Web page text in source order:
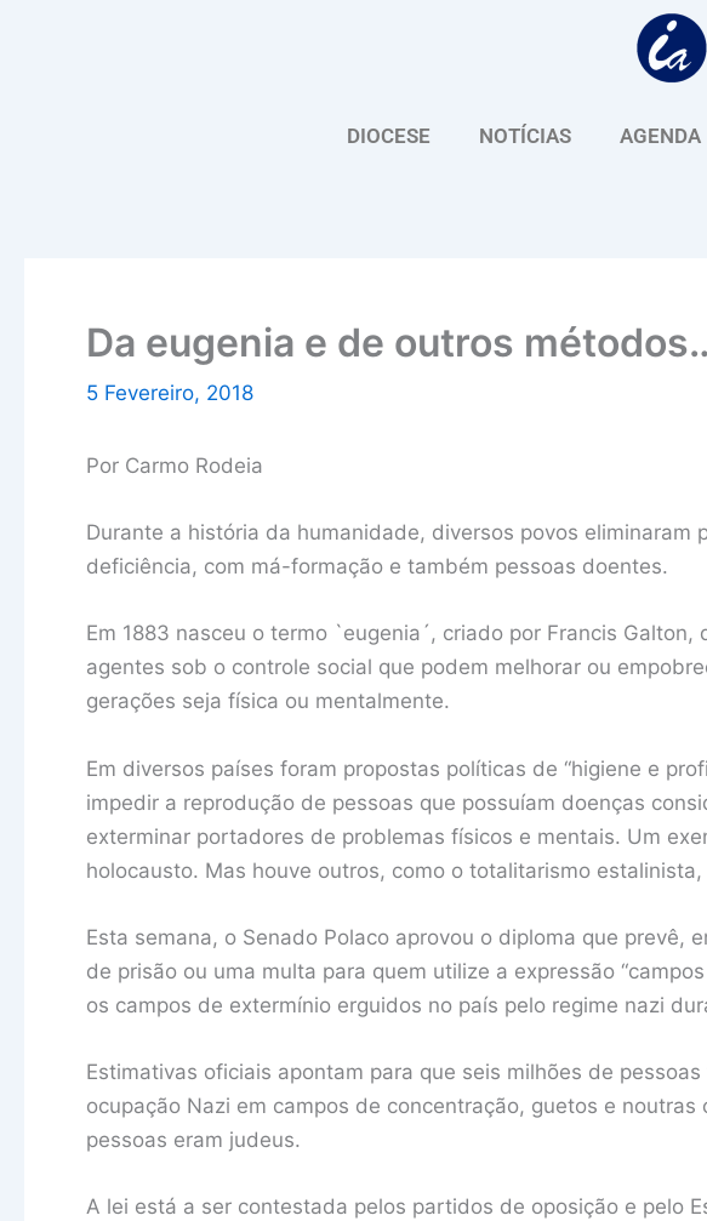
DIOCESE NOTÍCIAS AGENDA
Da eugenia e de outros
5 Fevereiro, 2018
Por Carmo Rodeia
Durante a história da humanidade, diversos povos eliminaram
deficiência, com má-formação e também pessoas doentes.
Em 1883 nasceu o termo `eugenia´, criado por Francis
agentes sob o controle social que podem melhorar ou
gerações seja física ou mentalmente.
Em diversos países foram propostas políticas de “higiene e
impedir a reprodução de pessoas que possuíam doenças
exterminar portadores de problemas físicos e mentais. Um
holocausto. Mas houve outros, como o totalitarismo
Esta semana, o Senado Polaco aprovou o diploma que prevê,
de prisão ou uma multa para quem utilize a expressão
os campos de extermínio erguidos no país pelo regime nazi
Estimativas oficiais apontam para que seis milhões de
ocupação Nazi em campos de concentração, guetos e
pessoas eram judeus.
A lei está a ser contestada pelos partidos de oposição e pelo